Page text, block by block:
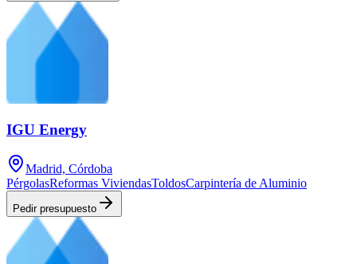
IGU Energy
Madrid, Córdoba
PérgolasReformas ViviendasToldosCarpintería de Aluminio
Pedir presupuesto